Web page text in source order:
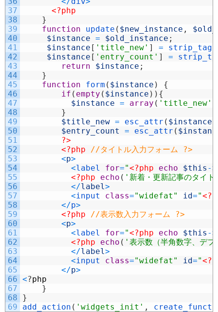
37
38
39
40
41
42
43
44
45
46
47
48
49
50
51
52
53
54
55
56
57
58
59
60
61
62
63
64
65
66
67
68
69
<?php
}
function
update ( $new_instance ,
$instance = $old_instance ;
$instance [ 'title_new' ] = strip_tags
$instance [ 'entry_count' ] =
return
$instance ;
}
function
form ( $instance )
{
if ( empty ( $instance ) ) {
$instance = array ( 'title_new'
}
$title_new = esc_attr ( $instance
$entry_count
= esc_attr (
?>
<?php
//タイトル入力フォーム ?>
<p>
<label for="<?php echo $this ->
<?php
echo ( '新着・更新記事のタイ
</label >
<input class="widefat" id="
</p>
<?php
//表示数入力フォーム ?>
<p>
<label for="<?php echo $this ->
<?php
echo ( '表示数（半角数字、デ
</label >
<input class="widefat" id="
</p>
<?php
}
}
add_action ( 'widgets_init' ,